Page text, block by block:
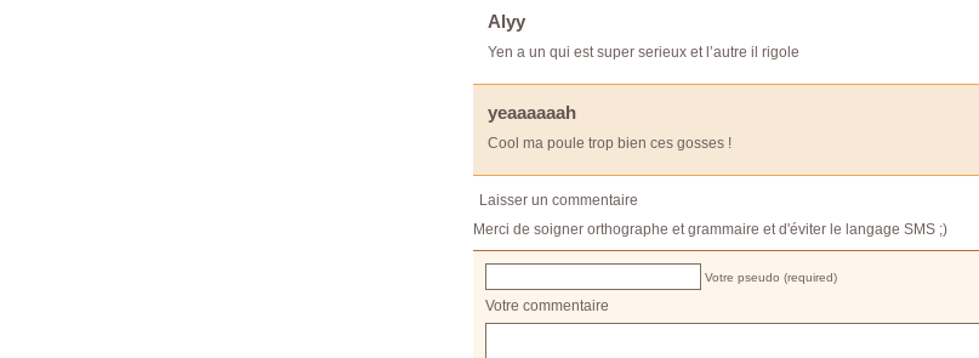
Alyy
Yen a un qui est super serieux et l’autre il rigole
yeaaaaaah
Cool ma poule trop bien ces gosses !
Laisser un commentaire
Merci de soigner orthographe et grammaire et d'éviter le langage SMS ;)
Votre pseudo (required)
Votre commentaire